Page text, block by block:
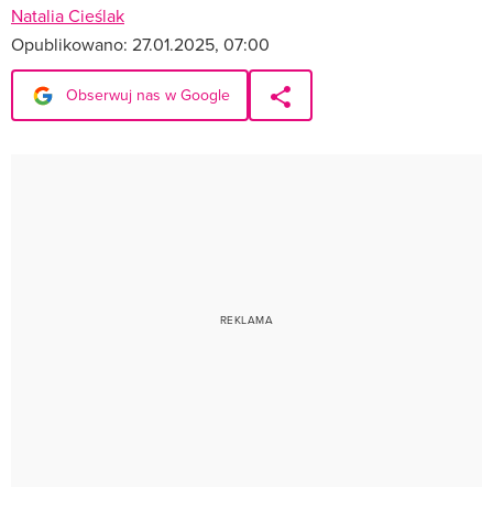
Natalia Cieślak
Opublikowano: 27.01.2025, 07:00
Obserwuj nas w Google